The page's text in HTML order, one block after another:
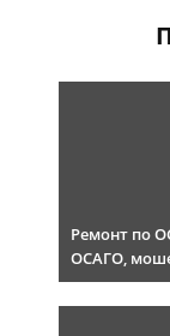
Ремонт по
ОСАГО,